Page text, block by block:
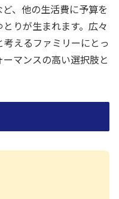
、他の生活費に予算を
りが生まれます。広々
えるファミリーにとっ
マンスの高い選択肢と